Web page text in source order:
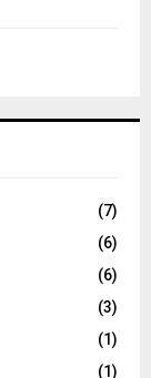
(7)
(6)
(6)
(3)
(1)
(1)